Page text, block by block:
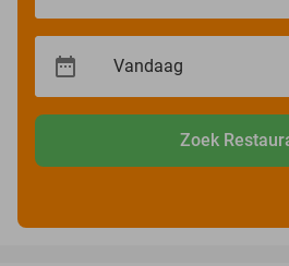
Zoek